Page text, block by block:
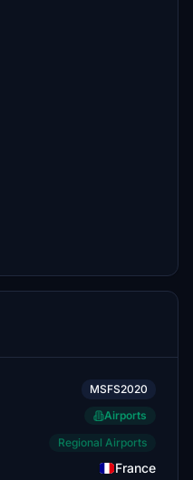
MSFS2020
Airports
Regional Airports
France